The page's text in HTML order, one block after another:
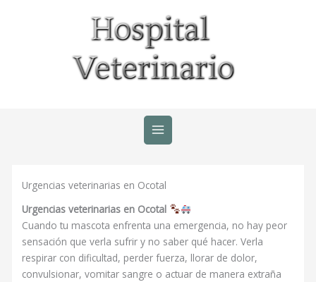
Urgencias veterinarias en Ocotal
Urgencias veterinarias en Ocotal
Cuando tu mascota enfrenta una emergencia, no hay peor
sensación que verla sufrir y no saber qué hacer. Verla
respirar con dificultad, perder fuerza, llorar de dolor,
convulsionar, vomitar sangre o actuar de manera extraña